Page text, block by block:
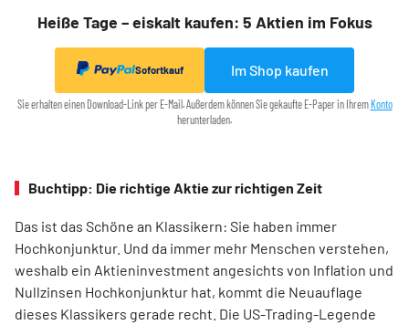
Heiße Tage – eiskalt kaufen: 5 Aktien im Fokus
Sofortkauf Im Shop kaufen
Sie erhalten einen Download-Link per E-Mail. Außerdem können Sie gekaufte E-Paper in IhremKonto
herunterladen.
Buchtipp: Die richtige Aktie zur richtigen Zeit
Das ist das Schöne an Klassikern: Sie haben immer
Hochkonjunktur. Und da immer mehr Menschen verstehen,
weshalb ein Aktieninvestment angesichts von Inflation und
Nullzinsen Hochkonjunktur hat, kommt die Neuauflage
dieses Klassikers gerade recht. Die US-Trading-Legende